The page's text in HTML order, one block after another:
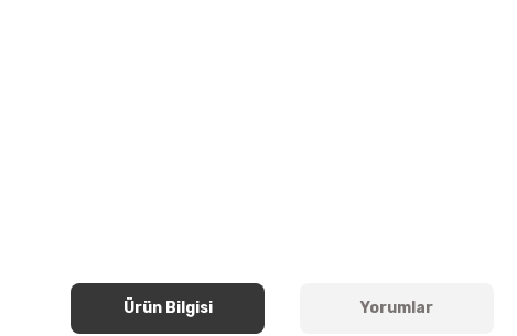
Ürün Bilgisi Yorumlar